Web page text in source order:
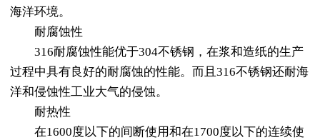
海洋环境。
耐腐蚀性
316耐腐蚀性能优于304不锈钢，在浆和造纸的生产
过程中具有良好的耐腐蚀的性能。而且316不锈钢还耐海
洋和侵蚀性工业大气的侵蚀。
耐热性
在1600度以下的间断使用和在1700度以下的连续使